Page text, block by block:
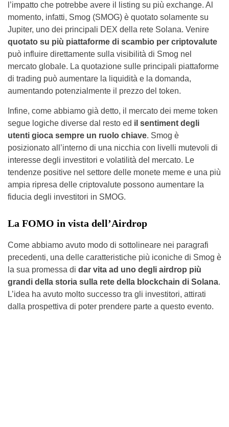
l’impatto che potrebbe avere il listing su più exchange. Al
momento, infatti, Smog (SMOG) è quotato solamente su
Jupiter, uno dei principali DEX della rete Solana. Venire
quotato su più piattaforme di scambio per criptovalute
può influire direttamente sulla visibilità di Smog nel
mercato globale. La quotazione sulle principali piattaforme
di trading può aumentare la liquidità e la domanda,
aumentando potenzialmente il prezzo del token.
Infine, come abbiamo già detto, il mercato dei meme token
segue logiche diverse dal resto ed il sentiment degli
utenti gioca sempre un ruolo chiave. Smog è
posizionato all’interno di una nicchia con livelli mutevoli di
interesse degli investitori e volatilità del mercato. Le
tendenze positive nel settore delle monete meme e una più
ampia ripresa delle criptovalute possono aumentare la
fiducia degli investitori in SMOG.
La FOMO in vista dell’Airdrop
Come abbiamo avuto modo di sottolineare nei paragrafi
precedenti, una delle caratteristiche più iconiche di Smog è
la sua promessa di dar vita ad uno degli airdrop più
grandi della storia sulla rete della blockchain di Solana.
L’idea ha avuto molto successo tra gli investitori, attirati
dalla prospettiva di poter prendere parte a questo evento.